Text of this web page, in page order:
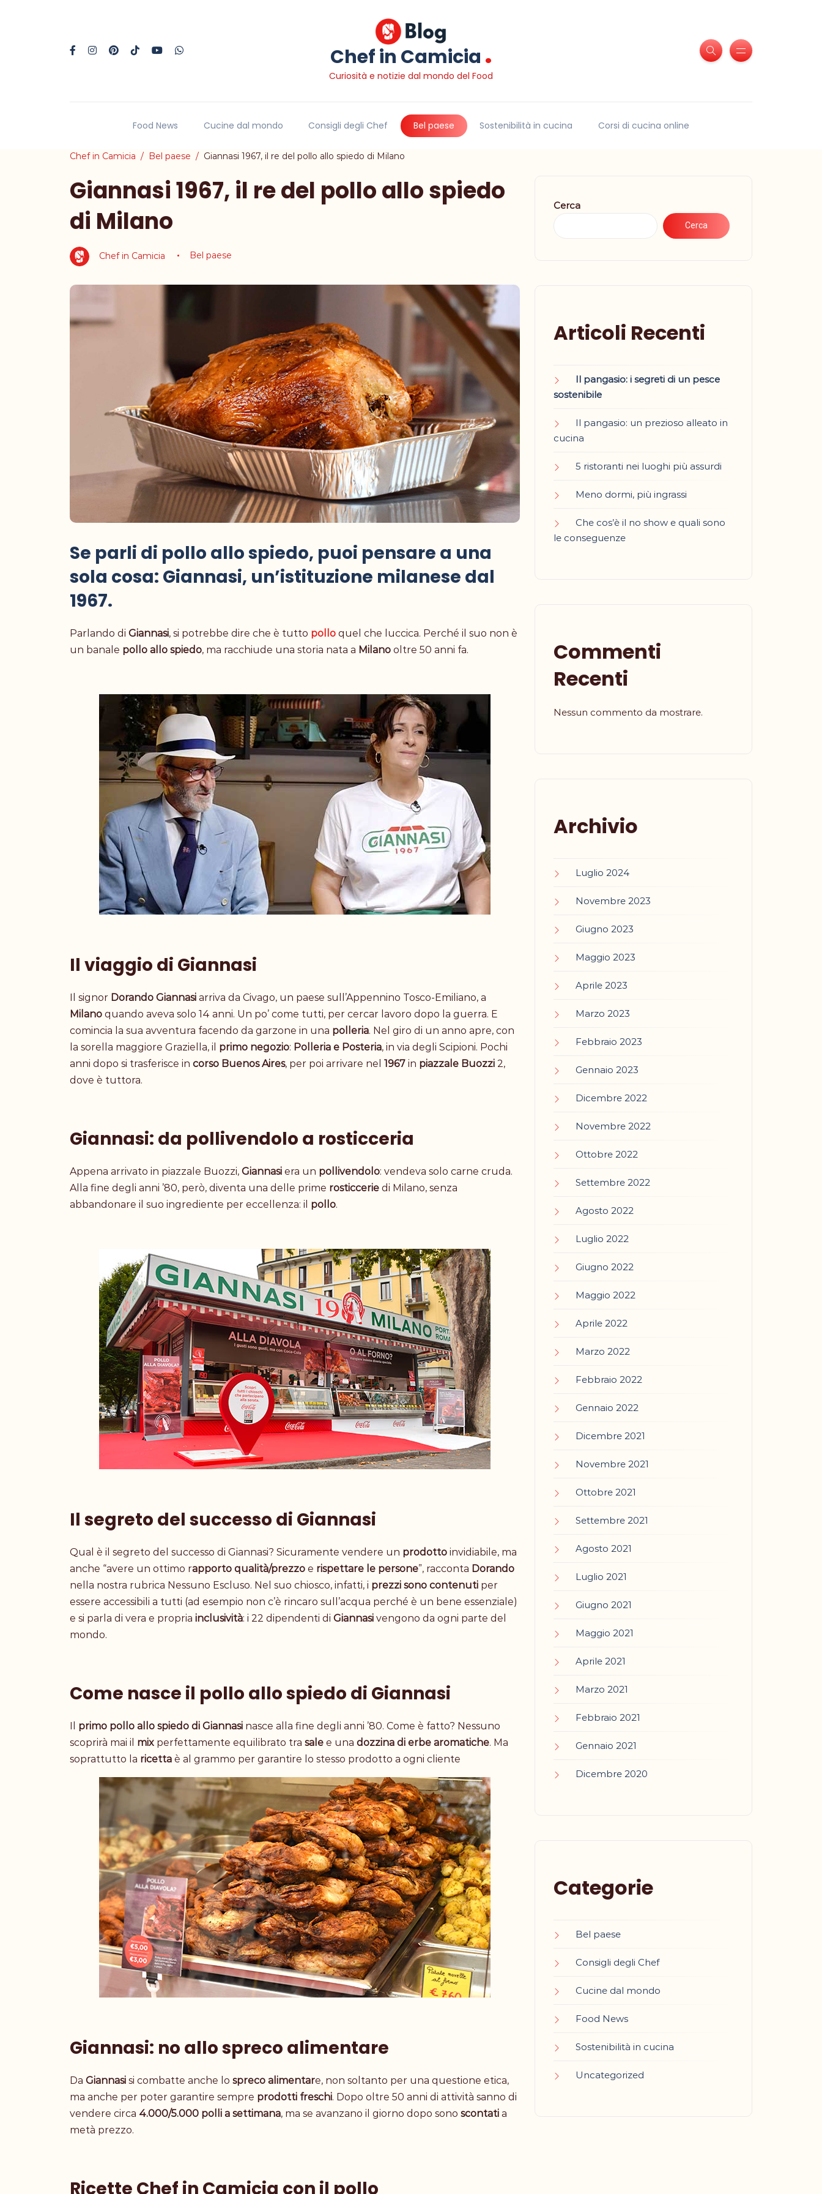
Chef in Camicia .
Curiosità e notizie dal mondo del Food
Food News Cucine dal mondo Consigli degli Chef Bel paese Sostenibilità in cucina Corsi di cucina online
Chef in Camicia Bel paese Giannasi 1967, il re del pollo allo spiedo di Milano
Giannasi 1967, il re del pollo allo spiedo
di Milano
Chef in Camicia Bel paese
Se parli di pollo allo spiedo, puoi pensare a una
sola cosa: Giannasi, un’istituzione milanese dal
1967.
Parlando di Giannasi, si potrebbe dire che è tutto pollo quel che luccica. Perché il suo non è
un banale pollo allo spiedo, ma racchiude una storia nata a Milano oltre 50 anni fa.
Il viaggio di Giannasi
Il signor Dorando Giannasi arriva da Civago, un paese sull’Appennino Tosco-Emiliano, a
Milano quando aveva solo 14 anni. Un po’ come tutti, per cercar lavoro dopo la guerra. E
comincia la sua avventura facendo da garzone in una polleria. Nel giro di un anno apre, con
la sorella maggiore Graziella, il primo negozio: Polleria e Posteria, in via degli Scipioni. Pochi
anni dopo si trasferisce in corso Buenos Aires, per poi arrivare nel 1967 in piazzale Buozzi 2,
dove è tuttora.
Giannasi: da pollivendolo a rosticceria
Appena arrivato in piazzale Buozzi, Giannasi era un pollivendolo: vendeva solo carne cruda.
Alla fine degli anni ’80, però, diventa una delle prime rosticcerie di Milano, senza
abbandonare il suo ingrediente per eccellenza: il pollo.
Il segreto del successo di Giannasi
Qual è il segreto del successo di Giannasi? Sicuramente vendere un prodotto invidiabile, ma
anche “avere un ottimo rapporto qualità/prezzo e rispettare le persone”, racconta Dorando
nella nostra rubrica Nessuno Escluso. Nel suo chiosco, infatti, i prezzi sono contenuti per
essere accessibili a tutti (ad esempio non c’è rincaro sull’acqua perché è un bene essenziale)
e si parla di vera e propria inclusività: i 22 dipendenti di Giannasi vengono da ogni parte del
mondo.
Come nasce il pollo allo spiedo di Giannasi
primo pollo allo spiedo di Giannasi nasce alla fine degli anni ’80. Come è fatto? Nessuno
scoprirà mai il mix perfettamente equilibrato tra sale e una dozzina di erbe aromatiche. Ma
soprattutto la ricetta è al grammo per garantire lo stesso prodotto a ogni cliente
Giannasi: no allo spreco alimentare
Da Giannasi si combatte anche lo spreco alimentare, non soltanto per una questione etica,
ma anche per poter garantire sempre prodotti freschi. Dopo oltre 50 anni di attività sanno di
vendere circa 4.000/5.000 polli a settimana, ma se avanzano il giorno dopo sono scontati a
metà prezzo.
Ricette Chef in Camicia con il pollo
Cerca
Cerca
Articoli Recenti
Il pangasio: i segreti di un pesce
sostenibile
Il pangasio: un prezioso alleato in
cucina
5 ristoranti nei luoghi più assurdi
Meno dormi, più ingrassi
Che cos’è il no show e quali sono
le conseguenze
Commenti
Recenti
Nessun commento da mostrare.
Archivio
Luglio 2024
Novembre 2023
Giugno 2023
Maggio 2023
Aprile 2023
Marzo 2023
Febbraio 2023
Gennaio 2023
Dicembre 2022
Novembre 2022
Ottobre 2022
Settembre 2022
Agosto 2022
Luglio 2022
Giugno 2022
Maggio 2022
Aprile 2022
Marzo 2022
Febbraio 2022
Gennaio 2022
Dicembre 2021
Novembre 2021
Ottobre 2021
Settembre 2021
Agosto 2021
Luglio 2021
Giugno 2021
Maggio 2021
Aprile 2021
Marzo 2021
Febbraio 2021
Gennaio 2021
Dicembre 2020
Categorie
Bel paese
Consigli degli Chef
Cucine dal mondo
Food News
Sostenibilità in cucina
Uncategorized